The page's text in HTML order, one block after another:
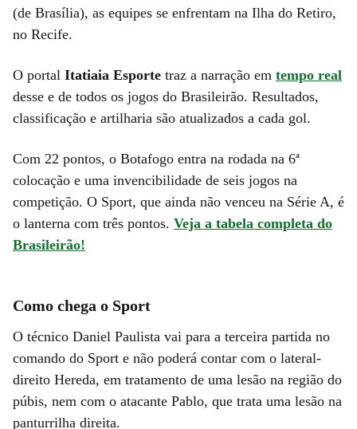
(de Brasília), as equipes se enfrentam na Ilha do Retiro,
no Recife.
O portal Itatiaia Esporte traz a narração em tempo real
desse e de todos os jogos do Brasileirão. Resultados,
classificação e artilharia são atualizados a cada gol.
Com 22 pontos, o Botafogo entra na rodada na 6ª
colocação e uma invencibilidade de seis jogos na
competição. O Sport, que ainda não venceu na Série A, é
o lanterna com três pontos. Veja a tabela completa do
Brasileirão!
Como chega o Sport
O técnico Daniel Paulista vai para a terceira partida no
comando do Sport e não poderá contar com o lateral-
direito Hereda, em tratamento de uma lesão na região do
púbis, nem com o atacante Pablo, que trata uma lesão na
panturrilha direita.